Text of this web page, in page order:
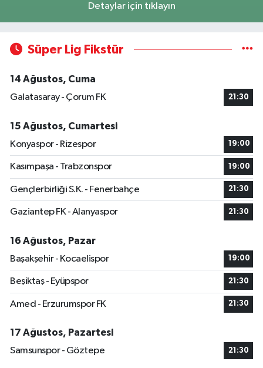
Detaylar için tıklayın
Süper Lig Fikstür
14 Ağustos, Cuma
Galatasaray - Çorum FK
21:30
15 Ağustos, Cumartesi
Konyaspor - Rizespor
19:00
Kasımpaşa - Trabzonspor 19:00
Gençlerbirliği S.K. - Fenerbahçe 21:30
Gaziantep FK - Alanyaspor 21:30
16 Ağustos, Pazar
Başakşehir - Kocaelispor
19:00
Beşiktaş - Eyüpspor 21:30
Amed - Erzurumspor FK 21:30
17 Ağustos, Pazartesi
Samsunspor - Göztepe
21:30